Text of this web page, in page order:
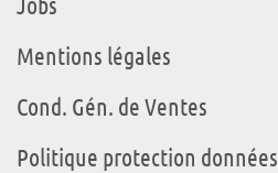
Mentions légales
Cond. Gén. de Ventes
Politique protection données